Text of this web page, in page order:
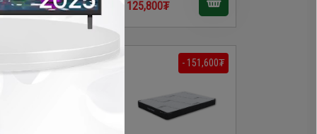
125,800₮
- 599,000₮ - 151,600₮